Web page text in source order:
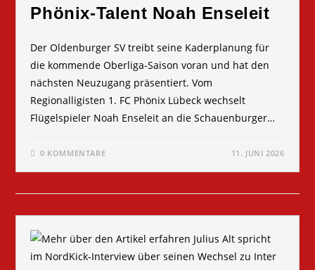
Phönix-Talent Noah Enseleit
Der Oldenburger SV treibt seine Kaderplanung für
die kommende Oberliga-Saison voran und hat den
nächsten Neuzugang präsentiert. Vom
Regionalligisten 1. FC Phönix Lübeck wechselt
Flügelspieler Noah Enseleit an die Schauenburger…
0 KOMMENTARE 11. JUNI 2026